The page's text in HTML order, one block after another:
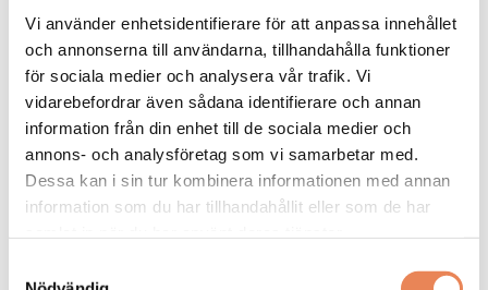
Vi använder enhetsidentifierare för att anpassa innehållet
och annonserna till användarna, tillhandahålla funktioner
för sociala medier och analysera vår trafik. Vi
vidarebefordrar även sådana identifierare och annan
information från din enhet till de sociala medier och
annons- och analysföretag som vi samarbetar med.
Dessa kan i sin tur kombinera informationen med annan
information som du har tillhandahållit eller som de har
Strandgatan Två välkomnar svenska fotbollsfans kl 04.
NYHETER. På måndag är det dags.